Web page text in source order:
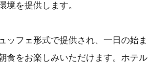
を提供します。
ッフェ形式で提供され、一日の始ま
食をお楽しみいただけます。ホテル